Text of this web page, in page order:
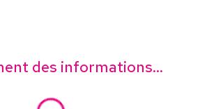
des informations...